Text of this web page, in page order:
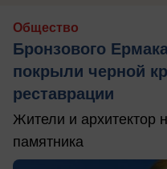
Общество
Бронзового
покрыли черной
реставрации
Жители и архитектор
памятника